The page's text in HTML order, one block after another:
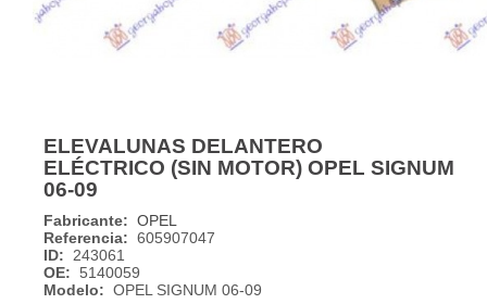
ELEVALUNAS DELANTERO
ELÉCTRICO (SIN MOTOR) OPEL SIGNUM
06-09
Fabricante: OPEL
Referencia: 605907047
ID:
243061
OE: 5140059
Modelo: OPEL SIGNUM 06-09